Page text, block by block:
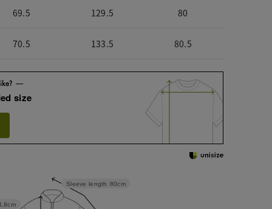
69.5 129.5 80
70.5 133.5 80.5
size
Sleeve length 80cm